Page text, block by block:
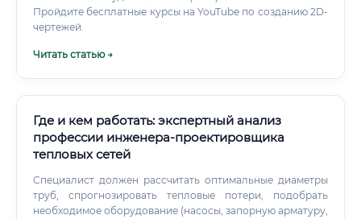
Пройдите бесплатные курсы на YouTube по созданию 2D-
чертежей.
Читать статью →
Где и кем работать: экспертный анализ
профессии инженера-проектировщика
тепловых сетей
Специалист должен рассчитать оптимальные диаметры
труб, спрогнозировать тепловые потери, подобрать
необходимое оборудование (насосы, запорную арматуру,